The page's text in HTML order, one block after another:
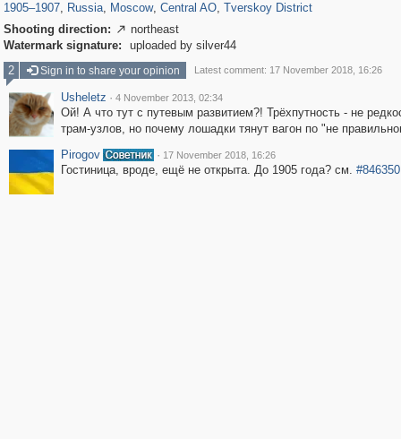
1905–1907, Russia, Moscow, Central AO, Tverskoy District
Shooting direction:  northeast
Watermark signature:
uploaded by silver44
2
Sign in to share your opinion Latest comment: 17 November 2018, 16:26
Usheletz · 4 November 2013, 02:34
Ой! А что тут с путевым развитием?! Трёхпутность - не
трам-узлов, но почему лошадки тянут вагон по "не
Pirogov
· 17 November 2018, 16:26
Гостиница, вроде, ещё не открыта. До 1905 года? см. #846350